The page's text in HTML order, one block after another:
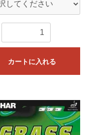
カートに入れる